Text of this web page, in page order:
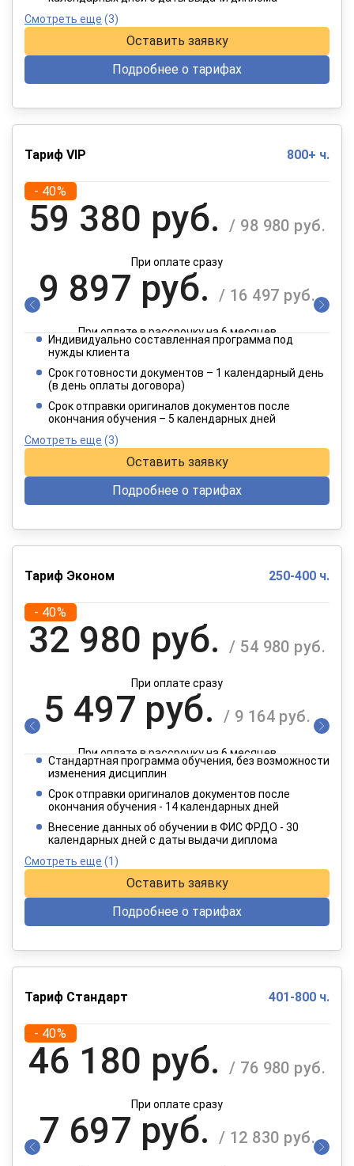
Смотреть еще (3)
Оставить заявку
Подробнее о тарифах
Тариф VIP 800+ ч.
- 40%
59 380 руб. / 98 980 руб.
При оплате сразу
9 897 руб. / 16 497 руб.
При оплате в рассрочку на 6 месяцев
4 949 руб. / 8 249 руб.
При оплате в рассрочку на 12 месяцев
Индивидуально составленная программа под
нужды клиента
Срок готовности документов – 1 календарный день
(в день оплаты договора)
Срок отправки оригиналов документов после
окончания обучения – 5 календарных дней
Смотреть еще (3)
Оставить заявку
Подробнее о тарифах
Тариф Эконом 250-400 ч.
- 40%
32 980 руб. / 54 980 руб.
При оплате сразу
5 497 руб. / 9 164 руб.
При оплате в рассрочку на 6 месяцев
2 749 руб.
При оплате в рассрочку на 12 месяцев
Стандартная программа обучения, без возможности
изменения дисциплин
Срок отправки оригиналов документов после
окончания обучения - 14 календарных дней
Внесение данных об обучении в ФИС ФРДО - 30
календарных дней с даты выдачи диплома
Смотреть еще (1)
Оставить заявку
Подробнее о тарифах
Тариф Стандарт 401-800 ч.
- 40%
46 180 руб. / 76 980 руб.
При оплате сразу
7 697 руб. / 12 830 руб.